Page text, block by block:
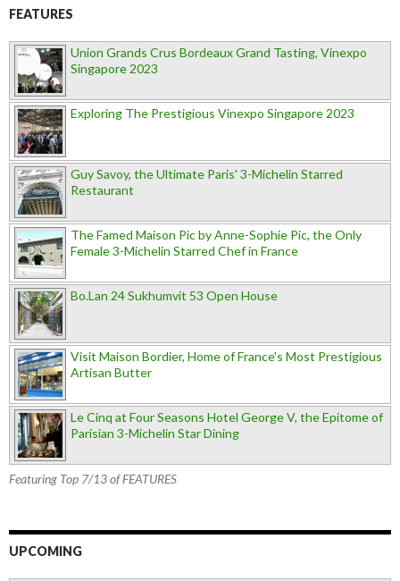
FEATURES
Union Grands Crus Bordeaux Grand Tasting, Vinexpo
Singapore 2023
Exploring The Prestigious Vinexpo Singapore 2023
Guy Savoy, the Ultimate Paris' 3-Michelin Starred
Restaurant
The Famed Maison Pic by Anne-Sophie Pic, the Only
Female 3-Michelin Starred Chef in France
Bo.Lan 24 Sukhumvit 53 Open House
Visit Maison Bordier, Home of France's Most Prestigious
Artisan Butter
Le Cinq at Four Seasons Hotel George V, the Epitome of
Parisian 3-Michelin Star Dining
Featuring Top 7/13 of FEATURES
UPCOMING